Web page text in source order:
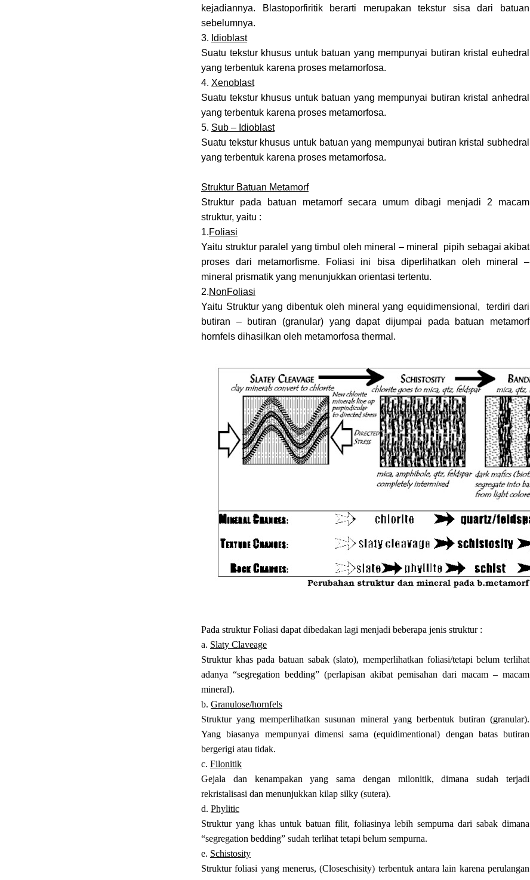
kejadiannya. Blastoporfiritik berarti merupakan tekstur sisa dari batuan
sebelumnya.
3. Idioblast
Suatu tekstur khusus untuk batuan yang mempunyai butiran kristal euhedral
yang terbentuk karena proses metamorfosa.
4. Xenoblast
Suatu tekstur khusus untuk batuan yang mempunyai butiran kristal anhedral
yang terbentuk karena proses metamorfosa.
5. Sub – Idioblast
Suatu tekstur khusus untuk batuan yang mempunyai butiran kristal subhedral
yang terbentuk karena proses metamorfosa.
Struktur Batuan Metamorf
Struktur pada batuan metamorf secara umum dibagi menjadi 2 macam
struktur, yaitu :
1.Foliasi
Yaitu struktur paralel yang timbul oleh mineral – mineral pipih sebagai akibat
proses dari metamorfisme. Foliasi ini bisa diperlihatkan oleh mineral –
mineral prismatik yang menunjukkan orientasi tertentu.
2.NonFoliasi
Yaitu Struktur yang dibentuk oleh mineral yang equidimensional, terdiri dari
butiran – butiran (granular) yang dapat dijumpai pada batuan metamorf
hornfels dihasilkan oleh metamorfosa thermal.
Pada struktur Foliasi dapat dibedakan lagi menjadi beberapa jenis struktur :
a. Slaty Claveage
Struktur khas pada batuan sabak (slato), memperlihatkan foliasi/tetapi belum terlihat
adanya “segregation bedding” (perlapisan akibat pemisahan dari macam – macam
mineral).
b. Granulose/hornfels
Struktur yang memperlihatkan susunan mineral yang berbentuk butiran (granular).
Yang biasanya mempunyai dimensi sama (equidimentional) dengan batas butiran
bergerigi atau tidak.
c. Filonitik
Gejala dan kenampakan yang sama dengan milonitik, dimana sudah terjadi
rekristalisasi dan menunjukkan kilap silky (sutera).
d. Phylitic
Struktur yang khas untuk batuan filit, foliasinya lebih sempurna dari sabak dimana
“segregation bedding” sudah terlihat tetapi belum sempurna.
e. Schistosity
Struktur foliasi yang menerus, (Closeschisity) terbentuk antara lain karena perulangan